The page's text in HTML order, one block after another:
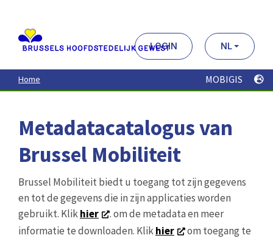
contenu
principal
LOGIN NL
Home MOBIGIS
Metadatacatalogus van
Brussel Mobiliteit
Brussel Mobiliteit biedt u toegang tot zijn gegevens
en tot de gegevens die in zijn applicaties worden
gebruikt. Klikhier
. om de metadata en meer
informatie te downloaden. Klikhier
om toegang te